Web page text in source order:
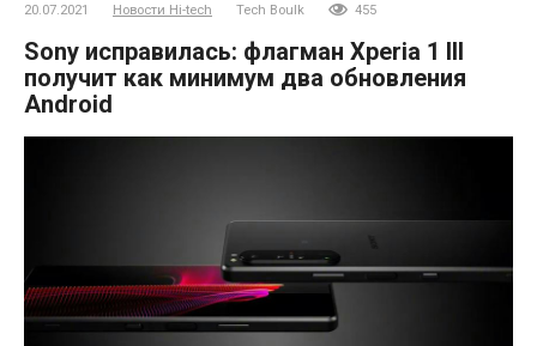
20.07.2021 Новости Hi-tech Tech Boulk 455
Sony исправилась: флагман Xperia 1 III
получит как минимум два обновления
Android